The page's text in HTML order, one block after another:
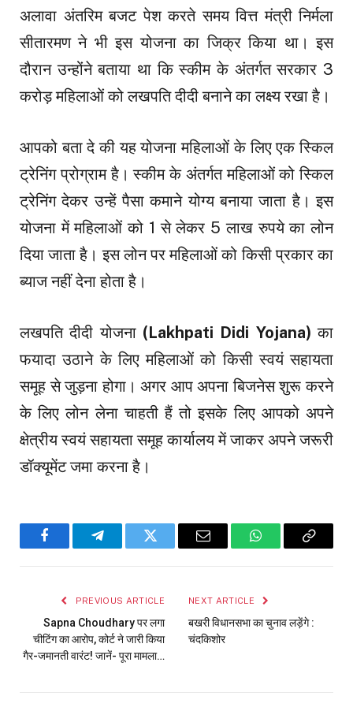
अलावा अंतरिम बजट पेश करते समय वित्त मंत्री निर्मला
सीतारमण ने भी इस योजना का जिक्र किया था। इस
दौरान उन्होंने बताया था कि स्कीम के अंतर्गत सरकार 3
करोड़ महिलाओं को लखपति दीदी बनाने का लक्ष्य रखा है।
आपको बता दे की यह योजना महिलाओं के लिए एक स्किल
ट्रेनिंग प्रोग्राम है। स्कीम के अंतर्गत महिलाओं को स्किल
ट्रेनिंग देकर उन्हें पैसा कमाने योग्य बनाया जाता है। इस
योजना में महिलाओं को 1 से लेकर 5 लाख रुपये का लोन
दिया जाता है। इस लोन पर महिलाओं को किसी प्रकार का
ब्याज नहीं देना होता है।
लखपति दीदी योजना(Lakhpati Didi Yojana)का
फयादा उठाने के लिए महिलाओं को किसी स्वयं सहायता
समूह से जुड़ना होगा। अगर आप अपना बिजनेस शुरू करने
के लिए लोन लेना चाहती हैं तो इसके लिए आपको अपने
क्षेत्रीय स्वयं सहायता समूह कार्यालय में जाकर अपने जरूरी
डॉक्यूमेंट जमा करना है।
FacebookTelegramTwitter Email WhatsAppCopy
PREVIOUS ARTICLE
Sapna Choudhary पर लगा
चीटिंग का आरोप, कोर्ट ने जारी किया
गैर-जमानती वारंट! जानें- पूरा मामला…
NEXT ARTICLE
बखरी विधानसभा का चुनाव लड़ेंगे :
चंदकिशोर